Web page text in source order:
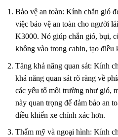
Bảo vệ an toàn: Kính chắn gió
việc bảo vệ an toàn cho người
K3000. Nó giúp chắn gió, bụi,
không vào trong cabin, tạo điều
Tăng khả năng quan sát: Kính
khả năng quan sát rõ ràng về
các yếu tố môi trường như gió,
này quan trọng để đảm bảo an
điều khiển xe chính xác hơn.
Thẩm mỹ và ngoại hình: Kính